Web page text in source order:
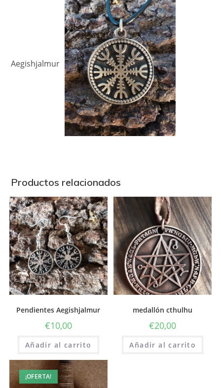
Aegishjalmur
Productos relacionados
Pendientes Aegishjalmur
€10,00
Añadir al carrito
medallón cthulhu
€20,00
Añadir al carrito
¡OFERTA!